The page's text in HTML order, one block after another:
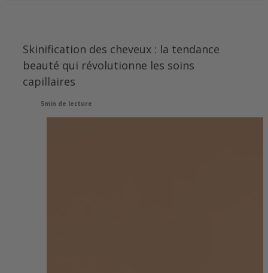
Skinification des cheveux : la tendance
beauté qui révolutionne les soins
capillaires
5min de lecture